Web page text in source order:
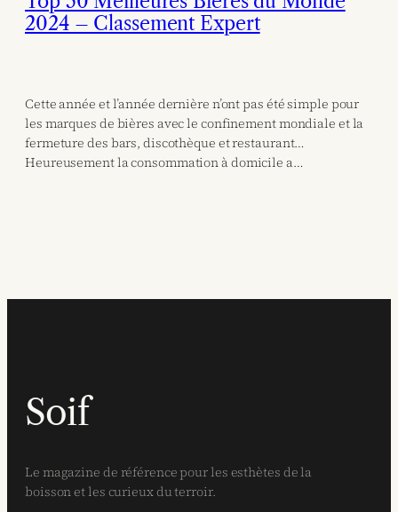
2024 – Classement Expert
Cette année et l’année dernière n’ont pas été simple pour
les marques de bières avec le confinement mondiale et la
fermeture des bars, discothèque et restaurant…
Heureusement la consommation à domicile a…
Soif
Le magazine de référence pour les esthètes de la
boisson et les curieux du terroir.